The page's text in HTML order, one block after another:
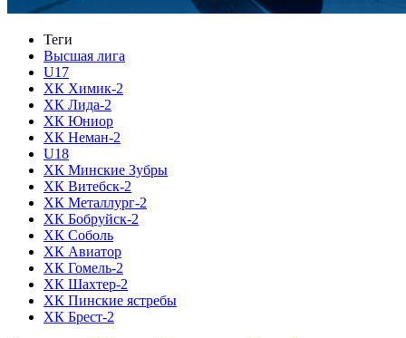
Теги
Высшая лига
U17
ХК Химик-2
ХК Лида-2
ХК Юниор
ХК Неман-2
U18
ХК Минские Зубры
ХК Витебск-2
ХК Металлург-2
ХК Бобруйск-2
ХК Соболь
ХК Авиатор
ХК Гомель-2
ХК Шахтер-2
ХК Пинские ястребы
ХК Брест-2